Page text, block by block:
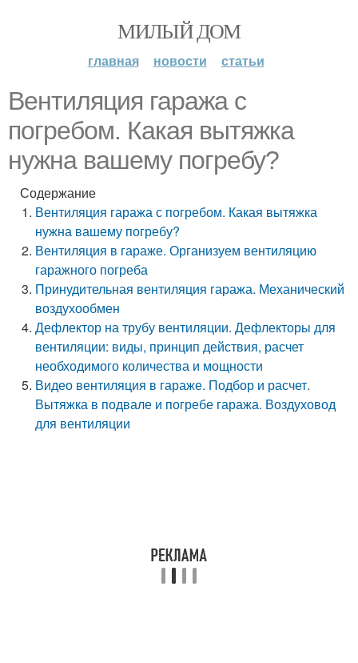
МИЛЫЙ ДОМ
главная новости статьи
Вентиляция гаража с
погребом. Какая вытяжка
нужна вашему погребу?
Содержание
Вентиляция гаража с погребом. Какая вытяжка
нужна вашему погребу?
Вентиляция в гараже. Организуем вентиляцию
гаражного погреба
Принудительная вентиляция гаража. Механический
воздухообмен
Дефлектор на трубу вентиляции. Дефлекторы для
вентиляции: виды, принцип действия, расчет
необходимого количества и мощности
Видео вентиляция в гараже. Подбор и расчет.
Вытяжка в подвале и погребе гаража. Воздуховод
для вентиляции